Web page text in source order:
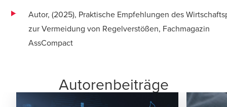
Autor, (2025), Praktische Empfehlungen des
zur Vermeidung von Regelverstößen, Fachmagazin
AssCompact
Autorenbeiträge